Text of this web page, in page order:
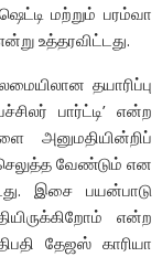
ஷெட்டி மற்றும் பரம்வா
உத்தரவிட்டது.
தயாரிப்பு
பார்ட்டி’ என்ற
அனுமதியின்றிப்
வேண்டும் என
இசை பயன்பாடு
என்ற
தேஜஸ் காரியா